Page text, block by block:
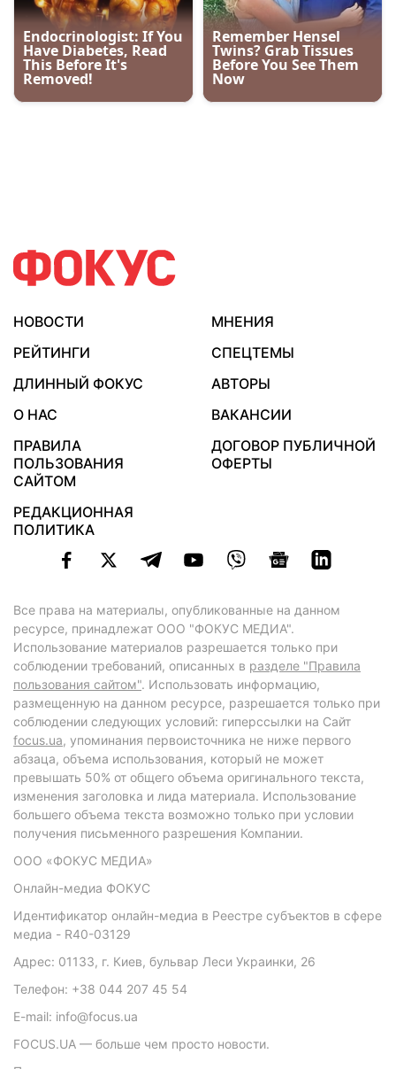
НОВОСТИ
МНЕНИЯ
РЕЙТИНГИ
СПЕЦТЕМЫ
ДЛИННЫЙ ФОКУС
АВТОРЫ
О НАС
ВАКАНСИИ
ПРАВИЛА
ПОЛЬЗОВАНИЯ
САЙТОМ
ДОГОВОР ПУБЛИЧНОЙ
ОФЕРТЫ
РЕДАКЦИОННАЯ
ПОЛИТИКА
Все права на материалы, опубликованные на данном
ресурсе, принадлежат ООО "ФОКУС МЕДИА".
Использование материалов разрешается только при
соблюдении требований, описанных в разделе "Правила
пользования сайтом". Использовать информацию,
размещенную на данном ресурсе, разрешается только при
соблюдении следующих условий: гиперссылки на Сайт
focus.ua, упоминания первоисточника не ниже первого
абзаца, объема использования, который не может
превышать 50% от общего объема оригинального текста,
изменения заголовка и лида материала. Использование
большего объема текста возможно только при условии
получения письменного разрешения Компании.
ООО «ФОКУС МЕДИА»
Онлайн-медиа ФОКУС
Идентификатор онлайн-медиа в Реестре субъектов в сфере
медиа - R40-03129
Адрес: 01133, г. Киев, бульвар Леси Украинки, 26
Телефон: +38 044 207 45 54
E-mail: info@focus.ua
FOCUS.UA — больше чем просто новости.